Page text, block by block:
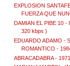
EXPLOSION
FUERZA QUE
DAMIAN EL PIBE 10 -
320 kbps )
EDUARDO ADAMO -
ROMANTICO -
ABRACADABRA -